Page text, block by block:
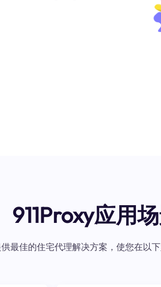
911Proxy应用
供最佳的住宅代理解决方案，使您在以